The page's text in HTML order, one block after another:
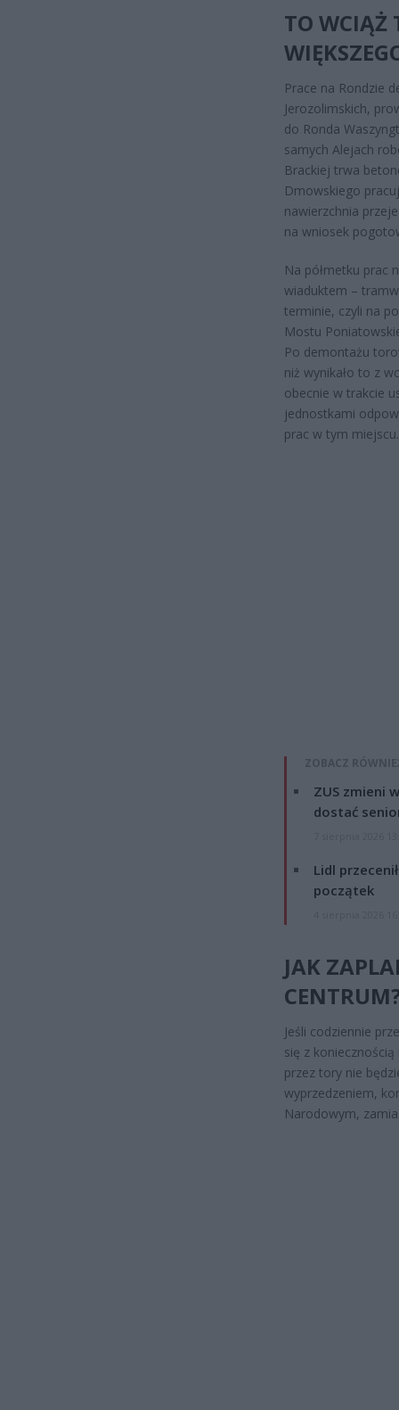
TO WCIĄŻ
Prace na Rondzie
Jerozolimskich,
do Ronda
samych Alejach
Brackiej trwa
Dmowskiego
nawierzchnia
na wniosek
Na półmetku prac
wiaduktem –
terminie, czyli na
Mostu
Po demontażu
niż wynikało to z
obecnie w trakcie
jednostkami
prac w tym miejscu.
ZOBACZ
ZUS zmieni
dostać
Lidl
początek
JAK
Jeśli codziennie
się z
przez tory nie
wyprzedzeniem,
Narodowym,